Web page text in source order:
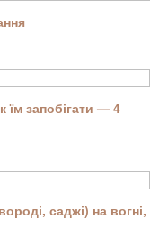
їм запобігати — 4
саджі) на вогні,